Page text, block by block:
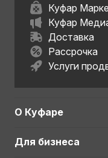
Куфар
Куфар
Доставка
Рассрочка
Услуги
О Куфаре
Для бизнеса